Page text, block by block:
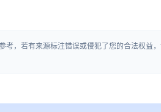
考，若有来源标注错误或侵犯了您的合法权益